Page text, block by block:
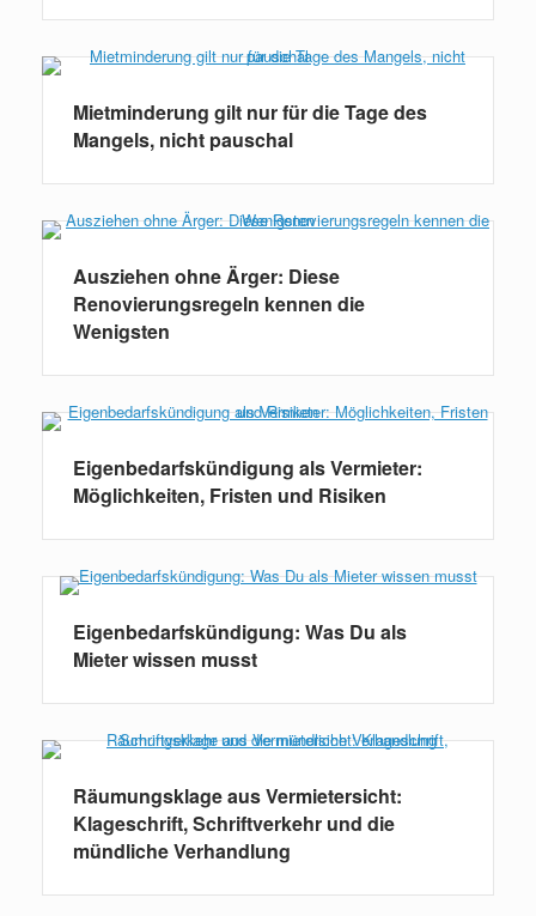
Mietminderung gilt nur für die Tage des
Mangels, nicht pauschal
Ausziehen ohne Ärger: Diese
Renovierungsregeln kennen die
Wenigsten
Eigenbedarfskündigung als Vermieter:
Möglichkeiten, Fristen und Risiken
Eigenbedarfskündigung: Was Du als
Mieter wissen musst
Räumungsklage aus Vermietersicht:
Klageschrift, Schriftverkehr und die
mündliche Verhandlung